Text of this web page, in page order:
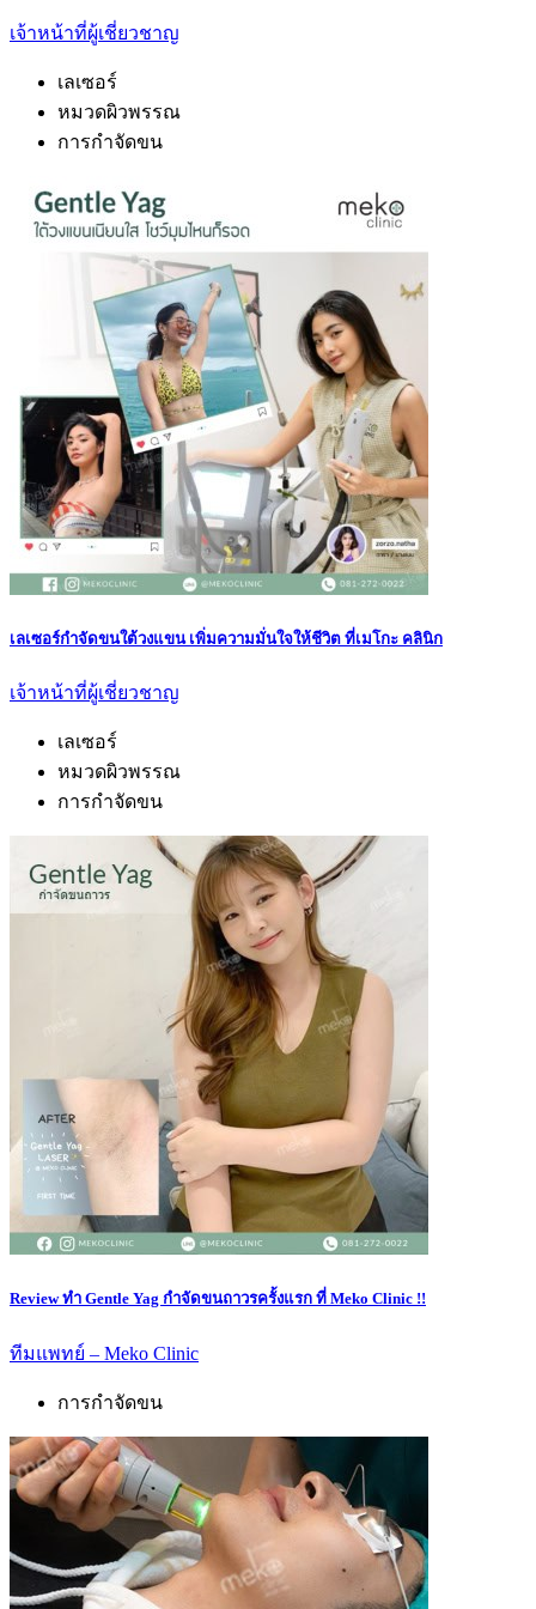
เจ้าหน้าที่ผู้เชี่ยวชาญ
เลเซอร์
หมวดผิวพรรณ
การกำจัดขน
เลเซอร์กำจัดขนใต้วงแขน เพิ่มความมั่นใจให้ชีวิต ที่เมโกะ คลินิก
เจ้าหน้าที่ผู้เชี่ยวชาญ
เลเซอร์
หมวดผิวพรรณ
การกำจัดขน
Review ทำ Gentle Yag กำจัดขนถาวรครั้งแรก ที่ Meko Clinic !!
ทีมแพทย์ – Meko Clinic
การกำจัดขน